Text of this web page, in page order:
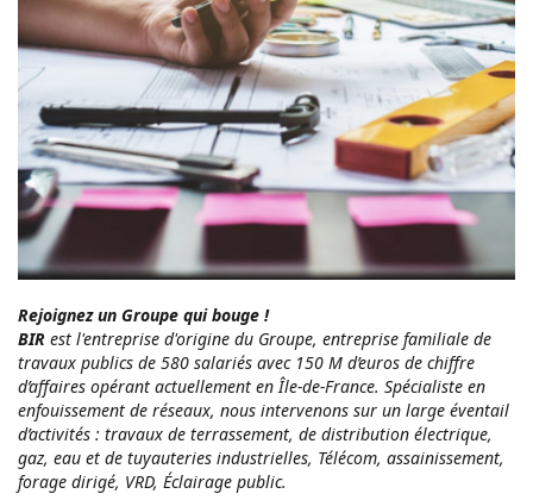
Rejoignez un Groupe qui bouge !
BIR est l'entreprise d'origine du Groupe, entreprise familiale de
travaux publics de 580 salariés avec 150 M d’euros de chiffre
d’affaires opérant actuellement en Île-de-France. Spécialiste en
enfouissement de réseaux, nous intervenons sur un large éventail
d’activités : travaux de terrassement, de distribution électrique,
gaz, eau et de tuyauteries industrielles, Télécom, assainissement,
forage dirigé, VRD, Éclairage public.